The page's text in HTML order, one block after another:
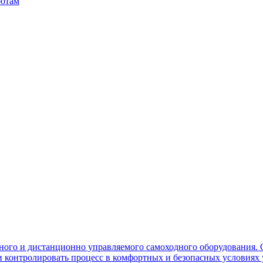
и дистанционно управляемого самоходного
процесс в комфортных и безопасных условиях